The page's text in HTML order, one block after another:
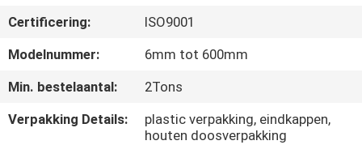
KWALITEITSCONTROLE
CONTACTEER
ONS
Certificering:
ISO9001
Modelnummer:
6mm tot 600mm
Min. bestelaantal:
2Tons
Verpakking Details:
plastic verpakking, eindkappen,
houten doosverpakking